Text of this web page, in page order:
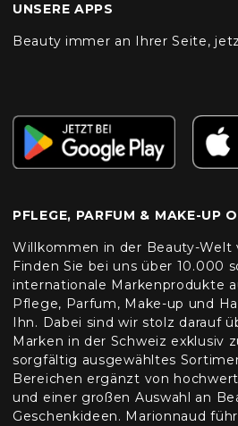
UNSERE APPS
Beauty immer an Ihrer Seite,
PFLEGE, PARFUM & MAKE-UP
Willkommen in der Beauty-Welt
Finden Sie bei uns über 10.000
internationale Markenprodukte
Pflege, Parfum, Make-up und
Ihn. Dabei sind wir stolz darauf
Marken in der Schweiz exklusiv
sorgfältig ausgewähltes
Bereichen ergänzt von
und einer großen Auswahl an
Geschenkideen. Marionnaud